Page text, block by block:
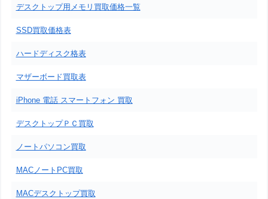
デスクトップ用メモリ買取価格一覧
SSD買取価格表
ハードディスク格表
マザーボード買取表
iPhone 電話 スマートフォン 買取
デスクトップＰＣ買取
ノートパソコン買取
MACノートPC買取
MACデスクトップ買取